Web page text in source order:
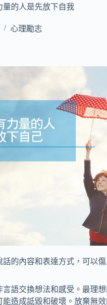
量的人是先放下自我
心理勵志
的內容和表達方式，可以
語交換想法和感受。最理
造成詆毀和破壞。放棄無